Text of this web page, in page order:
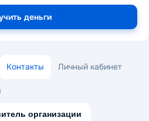
деньги
Контакты Личный кабинет
организации